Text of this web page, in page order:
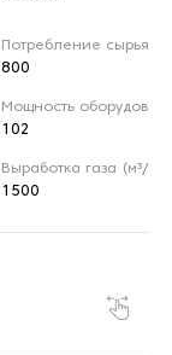
Потребление сырья
800
Мощность
102
Выработка газа (м³/ч)
1500